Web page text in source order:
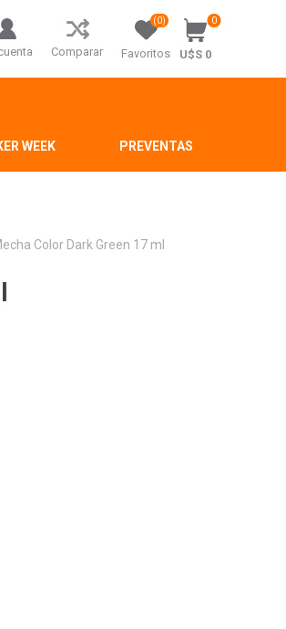
Comparar Favoritos
(0) 0
U$S 0
WEEK PREVENTAS
Color Dark Green 17 ml